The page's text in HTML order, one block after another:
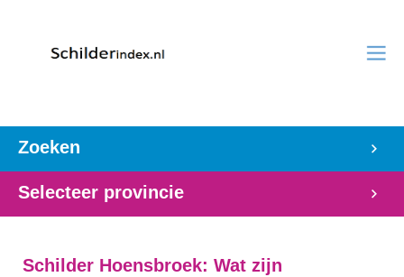
Zoeken
Selecteer provincie
Schilder Hoensbroek: Wat zijn